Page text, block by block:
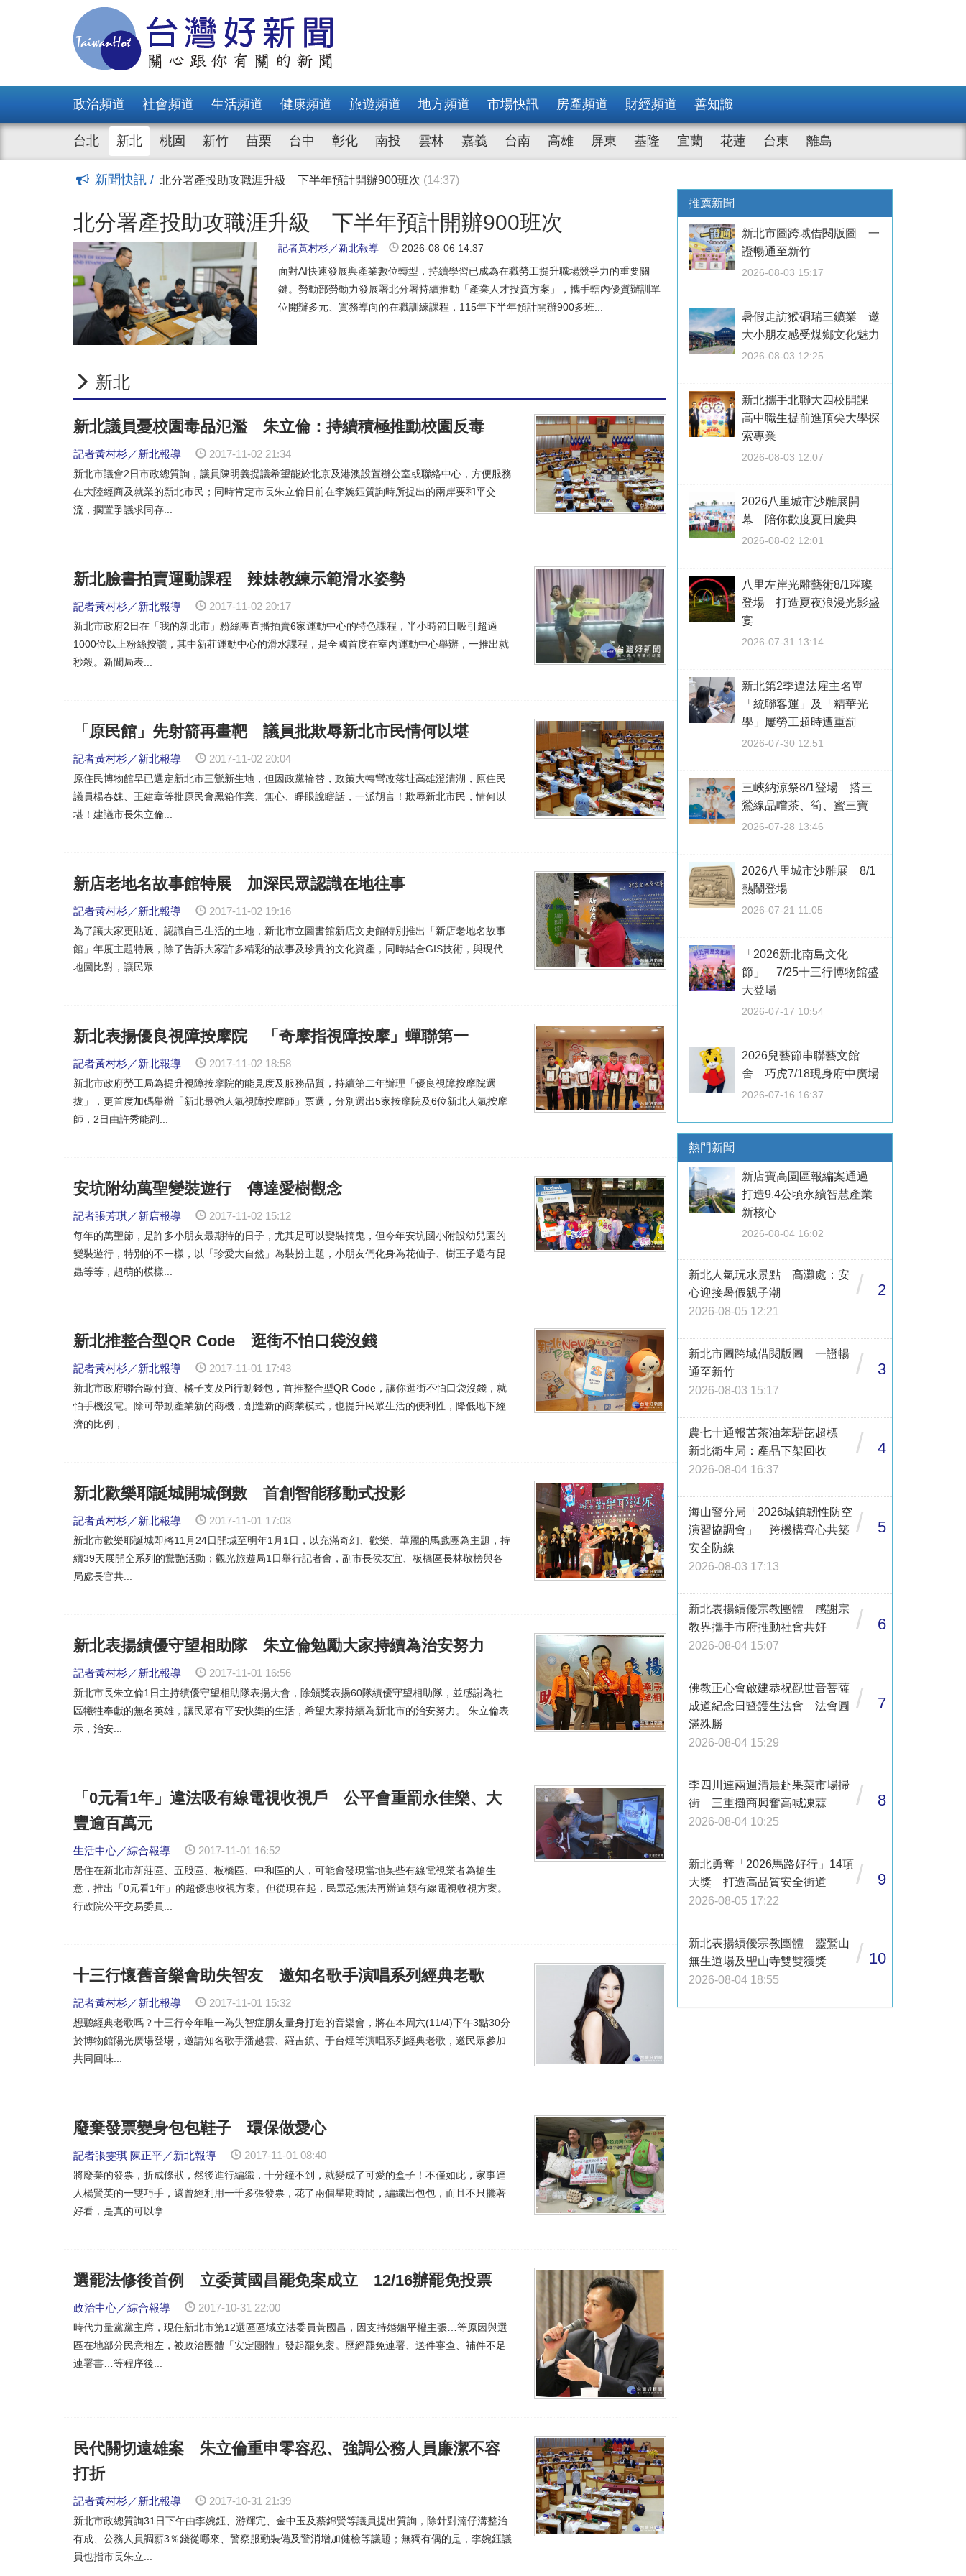
政治頻道 社會頻道 生活頻道 健康頻道 旅遊頻道 地方頻道 市場快訊 房產頻道 財經頻道 善知識
台北 新北 桃園 新竹 苗栗 台中 彰化 南投 雲林 嘉義 台南 高雄 屏東 基隆 宜蘭 花蓮 台東 離島
新聞快訊 /
北分署產投助攻職涯升級 下半年預計開辦900班次
中颱「白海豚」逼近 侯友宜：落實預防措施全力防災
凱擘大寬頻送愛 捐八里愛心教養院照護物資
關聖帝君聖誕 李四川赴新莊武聖廟參拜祈福
新北第15屆婦女大學成果展 展現女性學員多元才藝(11:34)
新北勇奪「2026馬路好行」14項大獎 打造高品質安全街道(17:22)
李四川參拜鶯歌碧龍宮等宮廟 人氣旺「凍蒜」聲不斷(15:06)
新北推銀髮電競、原民AI課程 臺灣原創遊戲同樂會8/15登場(12:51)
新北人氣玩水景點 高灘處：安心迎接暑假親子潮(12:21)
八里教養院生奪伯明罕地板滾球雙冠獻獎 侯友宜：身心障礙者學習典範
中颱「白海豚」逼近 侯友宜：落實預防措施全力防災 (14:08)
凱擘大寬頻送愛 捐八里愛心教養院照護物資
(13:08)
關聖帝君聖誕 李四川赴新莊武聖廟參拜祈福(12:10)
新北第15屆婦女大學成果展 展現女性學員多元才藝 (11:34)
新北勇奪「2026馬路好行」14項大獎 打造高品質安全街道(17:22)
李四川參拜鶯歌碧龍宮等宮廟 人氣旺「凍蒜」聲不斷(15:06)
新北推銀髮電競、原民AI課程 臺灣原創遊戲同樂會8/15登場
新北人氣玩水景點 高灘處：安心迎接暑假親子潮
北分署產投助攻職涯升級 下半年預計開辦900班次
記者黃村杉／新北報導
2026-08-06 14:37
面對AI快速發展與產業數位轉型，持續學習已成為在職勞工提升職場競爭力的重要關
鍵。勞動部勞動力發展署北分署持續推動「產業人才投資方案」，攜手轄內優質辦訓單
位開辦多元、實務導向的在職訓練課程，115年下半年預計開辦900多班...
新北
新北議員憂校園毒品氾濫 朱立倫：持續積極推動校園反毒
記者黃村杉／新北報導 2017-11-02 21:34
新北市議會2日市政總質詢，議員陳明義提議希望能於北京及港澳設置辦公室或聯絡中心，方便服務
在大陸經商及就業的新北市民；同時肯定市長朱立倫日前在李婉鈺質詢時所提出的兩岸要和平交
流，擱置爭議求同存...
新北臉書拍賣運動課程 辣妹教練示範滑水姿勢
記者黃村杉／新北報導 2017-11-02 20:17
新北市政府2日在「我的新北市」粉絲團直播拍賣6家運動中心的特色課程，半小時節目吸引超過
1000位以上粉絲按讚，其中新莊運動中心的滑水課程，是全國首度在室內運動中心舉辦，一推出就
秒殺。新聞局表...
「原民館」先射箭再畫靶 議員批欺辱新北市民情何以堪
記者黃村杉／新北報導 2017-11-02 20:04
原住民博物館早已選定新北市三鶯新生地，但因政黨輪替，政策大轉彎改落址高雄澄清湖，原住民
議員楊春妹、王建章等批原民會黑箱作業、無心、睜眼說瞎話，一派胡言！欺辱新北市民，情何以
堪！建議市長朱立倫...
新店老地名故事館特展 加深民眾認識在地往事
記者黃村杉／新北報導 2017-11-02 19:16
為了讓大家更貼近、認識自己生活的土地，新北市立圖書館新店文史館特別推出「新店老地名故事
館」年度主題特展，除了告訴大家許多精彩的故事及珍貴的文化資產，同時結合GIS技術，與現代
地圖比對，讓民眾...
新北表揚優良視障按摩院 「奇摩指視障按摩」蟬聯第一
記者黃村杉／新北報導 2017-11-02 18:58
新北市政府勞工局為提升視障按摩院的能見度及服務品質，持續第二年辦理「優良視障按摩院選
拔」，更首度加碼舉辦「新北最強人氣視障按摩師」票選，分別選出5家按摩院及6位新北人氣按摩
師，2日由許秀能副...
安坑附幼萬聖變裝遊行 傳達愛樹觀念
記者張芳琪／新店報導 2017-11-02 15:12
每年的萬聖節，是許多小朋友最期待的日子，尤其是可以變裝搞鬼，但今年安坑國小附設幼兒園的
變裝遊行，特別的不一樣，以「珍愛大自然」為裝扮主題，小朋友們化身為花仙子、樹王子還有昆
蟲等等，超萌的模樣...
新北推整合型QR Code 逛街不怕口袋沒錢
記者黃村杉／新北報導 2017-11-01 17:43
新北市政府聯合歐付寶、橘子支及Pi行動錢包，首推整合型QR Code，讓你逛街不怕口袋沒錢，就
怕手機沒電。除可帶動產業新的商機，創造新的商業模式，也提升民眾生活的便利性，降低地下經
濟的比例，...
新北歡樂耶誕城開城倒數 首創智能移動式投影
記者黃村杉／新北報導 2017-11-01 17:03
新北市歡樂耶誕城即將11月24日開城至明年1月1日，以充滿奇幻、歡樂、華麗的馬戲團為主題，持
續39天展開全系列的驚艷活動；觀光旅遊局1日舉行記者會，副市長侯友宜、板橋區長林敬榜與各
局處長官共...
新北表揚績優守望相助隊 朱立倫勉勵大家持續為治安努力
記者黃村杉／新北報導 2017-11-01 16:56
新北市長朱立倫1日主持績優守望相助隊表揚大會，除頒獎表揚60隊績優守望相助隊，並感謝為社
區犧牲奉獻的無名英雄，讓民眾有平安快樂的生活，希望大家持續為新北市的治安努力。 朱立倫表
示，治安...
「0元看1年」違法吸有線電視收視戶 公平會重罰永佳樂、大
豐逾百萬元
生活中心／綜合報導 2017-11-01 16:52
居住在新北市新莊區、五股區、板橋區、中和區的人，可能會發現當地某些有線電視業者為搶生
意，推出「0元看1年」的超優惠收視方案。但從現在起，民眾恐無法再辦這類有線電視收視方案。
行政院公平交易委員...
十三行懷舊音樂會助失智友 邀知名歌手演唱系列經典老歌
記者黃村杉／新北報導 2017-11-01 15:32
想聽經典老歌嗎？十三行今年唯一為失智症朋友量身打造的音樂會，將在本周六(11/4)下午3點30分
於博物館陽光廣場登場，邀請知名歌手潘越雲、羅吉鎮、于台煙等演唱系列經典老歌，邀民眾參加
共同回味...
廢棄發票變身包包鞋子 環保做愛心
記者張雯琪 陳正平／新北報導 2017-11-01 08:40
將廢棄的發票，折成條狀，然後進行編織，十分鐘不到，就變成了可愛的盒子！不僅如此，家事達
人楊賢英的一雙巧手，還曾經利用一千多張發票，花了兩個星期時間，編織出包包，而且不只擺著
好看，是真的可以拿...
選罷法修後首例 立委黃國昌罷免案成立 12/16辦罷免投票
政治中心／綜合報導 2017-10-31 22:00
時代力量黨黨主席，現任新北市第12選區區域立法委員黃國昌，因支持婚姻平權主張…等原因與選
區在地部分民意相左，被政治團體「安定團體」發起罷免案。歷經罷免連署、送件審查、補件不足
連署書…等程序後...
民代關切遠雄案 朱立倫重申零容忍、強調公務人員廉潔不容
打折
記者黃村杉／新北報導 2017-10-31 21:39
新北市政總質詢31日下午由李婉鈺、游輝宂、金中玉及蔡錦賢等議員提出質詢，除針對湳仔溝整治
有成、公務人員調薪3％錢從哪來、警察服勤裝備及警消增加健檢等議題；無獨有偶的是，李婉鈺議
員也指市長朱立...
推薦新聞
新北市圖跨域借閱版圖 一
證暢通至新竹
2026-08-03 15:17
暑假走訪猴硐瑞三鑛業 邀
大小朋友感受煤鄉文化魅力
2026-08-03 12:25
新北攜手北聯大四校開課
高中職生提前進頂尖大學探
索專業
2026-08-03 12:07
2026八里城市沙雕展開
幕 陪你歡度夏日慶典
2026-08-02 12:01
八里左岸光雕藝術8/1璀璨
登場 打造夏夜浪漫光影盛
宴
2026-07-31 13:14
新北第2季違法雇主名單
「統聯客運」及「精華光
學」屢勞工超時遭重罰
2026-07-30 12:51
三峽納涼祭8/1登場 搭三
鶯線品嚐茶、筍、蜜三寶
2026-07-28 13:46
2026八里城市沙雕展 8/1
熱鬧登場
2026-07-21 11:05
「2026新北南島文化
節」 7/25十三行博物館盛
大登場
2026-07-17 10:54
2026兒藝節串聯藝文館
舍 巧虎7/18現身府中廣場
2026-07-16 16:37
熱門新聞
新店寶高園區報編案通過
打造9.4公頃永續智慧產業
新核心
2026-08-04 16:02
新北人氣玩水景點 高灘處：安
心迎接暑假親子潮
2026-08-05 12:21
/ 2
新北市圖跨域借閱版圖 一證暢
通至新竹
2026-08-03 15:17
/ 3
農七十通報苦茶油苯駢芘超標
新北衛生局：產品下架回收
2026-08-04 16:37
/ 4
海山警分局「2026城鎮韌性防空
演習協調會」 跨機構齊心共築
安全防線
2026-08-03 17:13
/ 5
新北表揚績優宗教團體 感謝宗
教界攜手市府推動社會共好
2026-08-04 15:07
/ 6
佛教正心會啟建恭祝觀世音菩薩
成道紀念日暨護生法會 法會圓
滿殊勝
2026-08-04 15:29
/ 7
李四川連兩週清晨赴果菜市場掃
街 三重攤商興奮高喊凍蒜
2026-08-04 10:25
/ 8
新北勇奪「2026馬路好行」14項
大獎 打造高品質安全街道
2026-08-05 17:22
/ 9
新北表揚績優宗教團體 靈鷲山
無生道場及聖山寺雙雙獲獎
2026-08-04 18:55
/ 10